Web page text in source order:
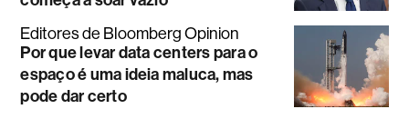
Editores de Bloomberg Opinion
Por que levar data centers para o
espaço é uma ideia maluca, mas
pode dar certo